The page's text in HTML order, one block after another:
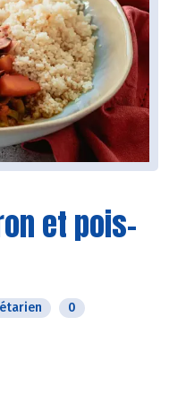
et pois-
0